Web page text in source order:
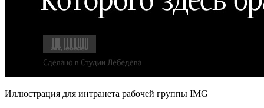
Иллюстрация для интранета рабочей группы IMG